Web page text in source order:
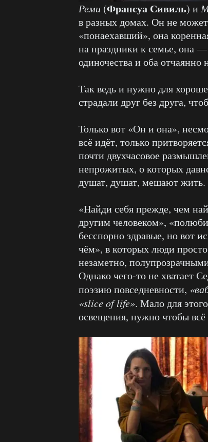
Реми (Франсуа Сивиль) и
в разных домах. Он не
«понаехавший», она
на праздники к семье, она
одиночества и оба
Так ведь и нужно для
страдали друг без друга,
Только вот «Он и она»,
всё идёт, только
почти двухчасовое
непрожитых, о которых
душат, душат, мешают жить.
«Найди себя прежде, чем
другим человеком»,
бесспорно здравые, но вот
чём», в которых люди
незаметно,
Однако чего-то не хватает
поэзию повседневности,
«slice of life». Мало для
освещения, нужно чтобы всё